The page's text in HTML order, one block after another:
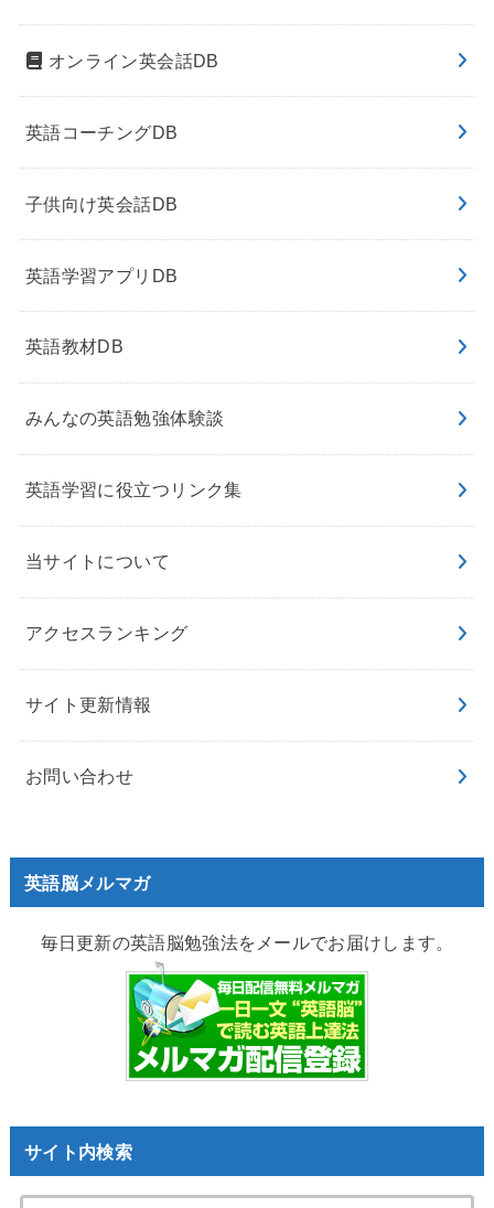
オンライン英会話DB
英語コーチングDB
子供向け英会話DB
英語学習アプリDB
英語教材DB
みんなの英語勉強体験談
英語学習に役立つリンク集
当サイトについて
アクセスランキング
サイト更新情報
お問い合わせ
英語脳メルマガ
毎日更新の英語脳勉強法をメールでお届けします。
サイト内検索